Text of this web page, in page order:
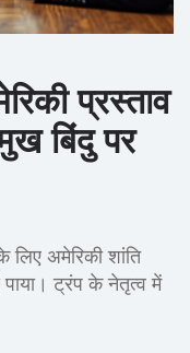
प्रस्ताव
बिंदु पर
लिए अमेरिकी शांति
ट्रंप के नेतृत्व में